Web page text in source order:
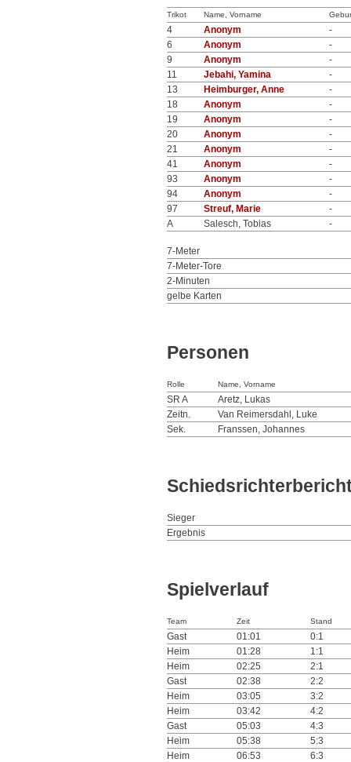
Trikot Name, Vorname
4 Anonym
-
6
Anonym
-
9
Anonym
-
11
Jebahi, Yamina
-
13
Heimburger, Anne
-
18
Anonym
-
19
Anonym
-
20
Anonym
-
21
Anonym
-
41
Anonym
-
93
Anonym
-
94
Anonym
-
97
Streuf, Marie
-
A
Salesch, Tobias -
7-Meter
7-Meter-Tore
2-Minuten
gelbe Karten
Personen
Rolle Name, Vorname
SR A
Aretz, Lukas
Zeitn.
Van Reimersdahl, Luke
Sek.
Franssen, Johannes
Sieger
Ergebnis
Spielverlauf
Team Zeit Stand
Gast 01:01
0:1
Heim
01:28
1:1
Heim
02:25
2:1
Gast
02:38
2:2
Heim
03:05
3:2
Heim
03:42
4:2
Gast
05:03
4:3
Heim
05:38
5:3
Heim
06:53
6:3